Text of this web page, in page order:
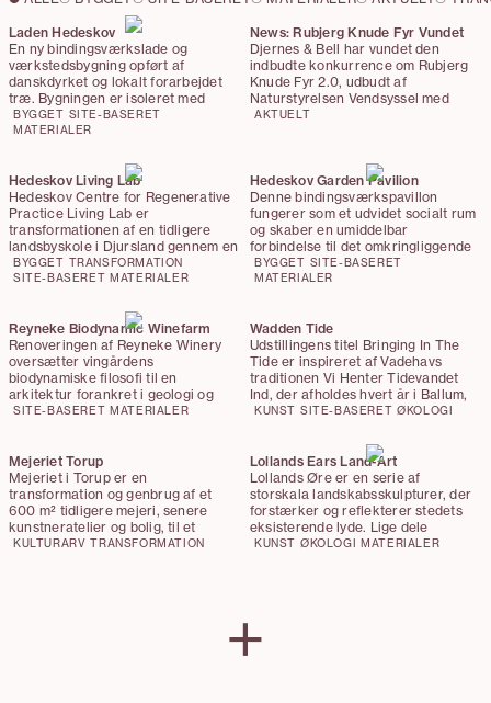
Laden Hedeskov
En ny bindingsværkslade og
værkstedsbygning opført af
danskdyrket og lokalt forarbejdet
træ. Bygningen er isoleret med
træfiber og dækket af et græstag.
Laden står præcis på fundamentet
lavemissionsdetaljer som
udgangspunkt bygger den bro
mellem landbrugets arv og
fremtidens praksisser.
BYGGET SITE-BASERET
MATERIALER
News: Rubjerg Knude Fyr Vundet
Djernes & Bell har vundet den
indbudte konkurrence om Rubjerg
Knude Fyr 2.0, udbudt af
Naturstyrelsen Vendsyssel med
støtte fra Realdania.
AKTUELT
Hedeskov Living Lab
Hedeskov Centre for Regenerative
Practice Living Lab er
transformationen af en tidligere
landsbyskole i Djursland gennem en
tektonisk og bioregional tilgang, der
indlejrer bygningen i dens
Projektet bygger på princippet om
making good – en prioritering af
reparation, materialecirkularitet og
integration af hyperlokale og
genanvendte materialer frem for
nedrivning og nybyggeri.
BYGGET TRANSFORMATION
SITE-BASERET MATERIALER
Hedeskov Garden Pavilion
Denne bindingsværkspavillon
fungerer som et udvidet socialt rum
og skaber en umiddelbar
forbindelse til det omkringliggende
landskab. Den er opført i
danskdyrket træ og kronet med et
fra forfatteren Karen Blixens hjem.
BYGGET SITE-BASERET
MATERIALER
Reyneke Biodynamic Winefarm
Renoveringen af Reyneke Winery
oversætter vingårdens
biodynamiske filosofi til en
arkitektur forankret i geologi og
genbrug. Gæringstanke, invasive
mens biokul og vinrester beriger
lerpuds med antibakterielle
egenskaber. Resultatet er et vineri,
hvor produktion, landskab og
materialemæssig omsorg indgår i et
kontinuerligt kredsløb.
SITE-BASERET MATERIALER
Wadden Tide
Udstillingens titel Bringing In The
Tide er inspireret af Vadehavs
traditionen Vi Henter Tidevandet
Ind, der afholdes hvert år i Ballum,
og som fejrer marsken og
kickstarter Wadden Tide-sæsonen
den 4. maj og tilbyder oplevelser,
som publikum kan deltage i hen
over hele sommeren. Den 22.
august kulminerer udstillingen så
med installationer, skulpturer og
performances på Blåvand Strand.
KUNST SITE-BASERET ØKOLOGI
Mejeriet Torup
Mejeriet i Torup er en
transformation og genbrug af et
600 m² tidligere mejeri, senere
kunstneratelier og bolig, til et
kulturhus for kunst, performance og
KULTURARV TRANSFORMATION
Lollands Ears Land-Art
Lollands Øre er en serie af
storskala landskabsskulpturer, der
forstærker og reflekterer stedets
eksisterende lyde. Lige dele
stenalder og science fiction
landskab – fuglesang, vind og
KUNST ØKOLOGI MATERIALER
+